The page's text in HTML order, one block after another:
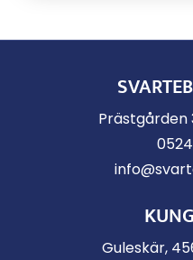
Prästgården
Guleskär,